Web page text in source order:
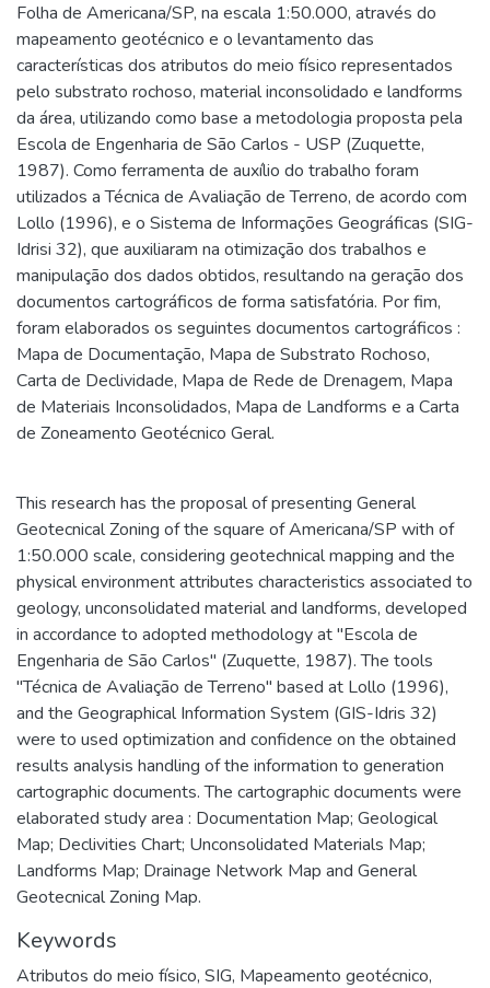
Folha de Americana/SP, na escala 1:50.000, através do
mapeamento geotécnico e o levantamento das
características dos atributos do meio físico representados
pelo substrato rochoso, material inconsolidado e landforms
da área, utilizando como base a metodologia proposta pela
Escola de Engenharia de São Carlos - USP (Zuquette,
1987). Como ferramenta de auxílio do trabalho foram
utilizados a Técnica de Avaliação de Terreno, de acordo com
Lollo (1996), e o Sistema de Informações Geográficas (SIG-
Idrisi 32), que auxiliaram na otimização dos trabalhos e
manipulação dos dados obtidos, resultando na geração dos
documentos cartográficos de forma satisfatória. Por fim,
foram elaborados os seguintes documentos cartográficos :
Mapa de Documentação, Mapa de Substrato Rochoso,
Carta de Declividade, Mapa de Rede de Drenagem, Mapa
de Materiais Inconsolidados, Mapa de Landforms e a Carta
de Zoneamento Geotécnico Geral.
This research has the proposal of presenting General
Geotecnical Zoning of the square of Americana/SP with of
1:50.000 scale, considering geotechnical mapping and the
physical environment attributes characteristics associated to
geology, unconsolidated material and landforms, developed
in accordance to adopted methodology at "Escola de
Engenharia de São Carlos" (Zuquette, 1987). The tools
"Técnica de Avaliação de Terreno" based at Lollo (1996),
and the Geographical Information System (GIS-Idris 32)
were to used optimization and confidence on the obtained
results analysis handling of the information to generation
cartographic documents. The cartographic documents were
elaborated study area : Documentation Map; Geological
Map; Declivities Chart; Unconsolidated Materials Map;
Landforms Map; Drainage Network Map and General
Geotecnical Zoning Map.
Keywords
Atributos do meio físico, SIG, Mapeamento geotécnico,